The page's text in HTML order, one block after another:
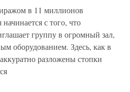
в 11 миллионов
с того, что
группу в огромный зал,
оборудованием. Здесь, как в
разложены стопки